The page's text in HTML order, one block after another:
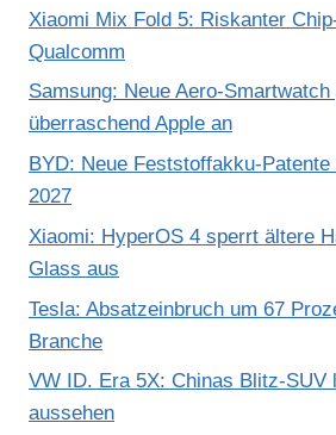
Xiaomi Mix Fold 5: Riskanter
Qualcomm
Samsung: Neue Aero-
überraschend Apple an
BYD: Neue Feststoffakku-
2027
Xiaomi: HyperOS 4 sperrt ältere
Glass aus
Tesla: Absatzeinbruch um 67
Branche
VW ID. Era 5X: Chinas Blitz-SUV
aussehen